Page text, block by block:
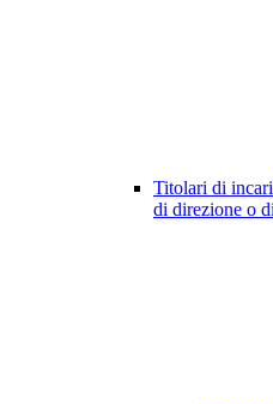
Titolari di
di direzione o